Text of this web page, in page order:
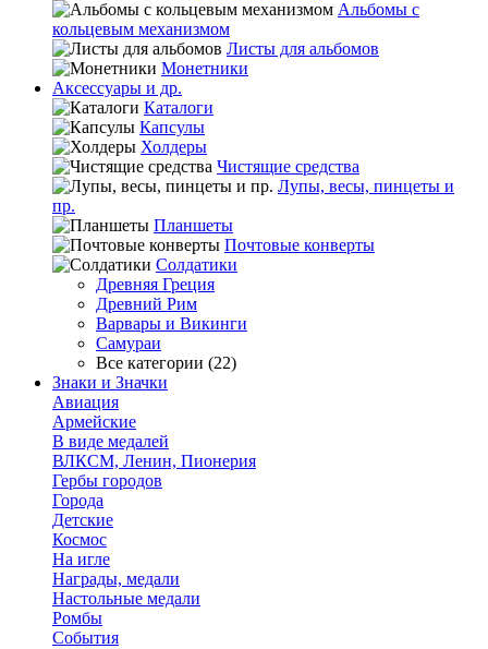
Альбомы с
кольцевым механизмом
Листы для альбомов
Монетники
Аксессуары и др.
Каталоги
Капсулы
Холдеры
Чистящие средства
Лупы, весы, пинцеты и
пр.
Планшеты
Почтовые конверты
Солдатики
Древняя Греция
Древний Рим
Варвары и Викинги
Самураи
Все категории (22)
Знаки и Значки
Авиация
Армейские
В виде медалей
ВЛКСМ, Ленин, Пионерия
Гербы городов
Города
Детские
Космос
На игле
Награды, медали
Настольные медали
Ромбы
События